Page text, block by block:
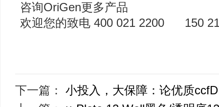
咨询OriGen更多产品
欢迎您的致电 400 021 2200 150
下一篇： 小投入，大保障：论优质